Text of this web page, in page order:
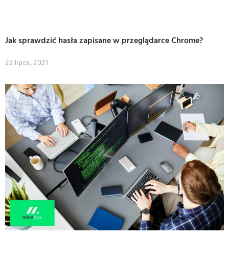
Jak sprawdzić hasła zapisane w przeglądarce Chrome?
22 lipca, 2021